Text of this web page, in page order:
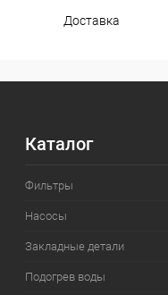
Доставка
Каталог
Фильтры
Насосы
Закладные детали
Подогрев воды